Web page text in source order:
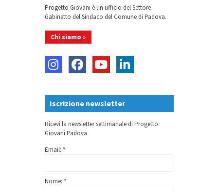
Progetto Giovani è un ufficio del Settore
Gabinetto del Sindaco del Comune di Padova.
Chi siamo »
Iscrizione newsletter
Ricevi la newsletter settimanale di Progetto
Giovani Padova
Email: *
Nome: *